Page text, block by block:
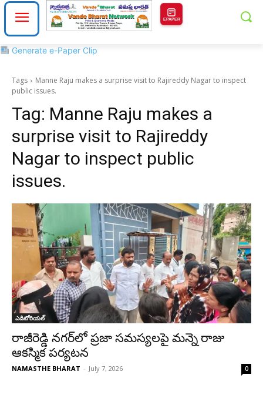
EPAPER
Generate e-Paper Clip
Tags
Manne Raju makes a surprise visit to Rajireddy Nagar to inspect
public issues.
Tag: Manne Raju makes a
surprise visit to Rajireddy
Nagar to inspect public
issues.
ఎడిటోరియల్
రాజీరెడ్డి నగర్‌లో ప్రజా సమస్యలపై మన్నె రాజు
ఆకస్మిక పర్యటన
NAMASTHE BHARAT - July 7, 2026 0